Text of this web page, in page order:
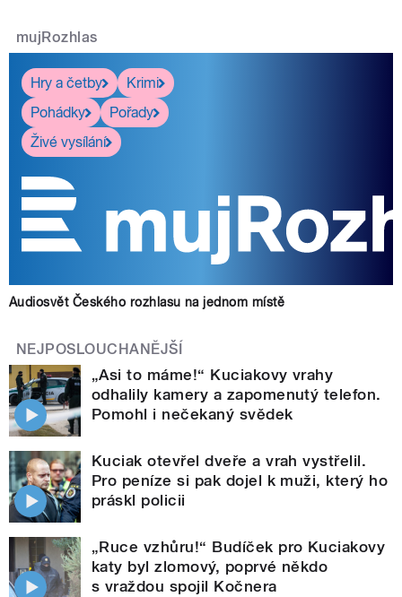
mujRozhlas
Hry a četby
Krimi
Pohádky
Pořady
Živé vysílání
Audiosvět Českého rozhlasu na jednom místě
NEJPOSLOUCHANĚJŠÍ
„Asi to máme!“ Kuciakovy vrahy
odhalily kamery a zapomenutý telefon.
Pomohl i nečekaný svědek
Kuciak otevřel dveře a vrah vystřelil.
Pro peníze si pak dojel k muži, který ho
práskl policii
„Ruce vzhůru!“ Budíček pro Kuciakovy
katy byl zlomový, poprvé někdo
s vraždou spojil Kočnera